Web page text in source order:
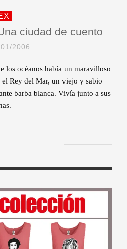
ciudad de cuento
2006
los océanos había un maravilloso
Rey del Mar, un viejo y sabio
barba blanca. Vivía junto a sus